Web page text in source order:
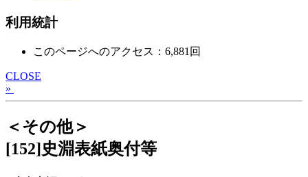
利用統計
このページへのアクセス：6,881回
CLOSE
»
＜その他＞
[152]史淵表紙奥付等